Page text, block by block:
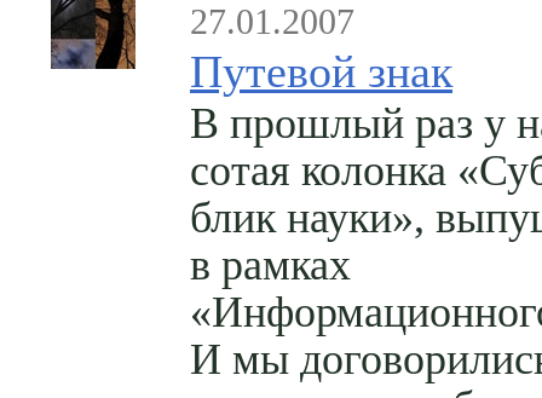
27.01.2007
Путевой знак
В прошлый раз у
сотая колонка
блик науки»,
в рамках
И мы